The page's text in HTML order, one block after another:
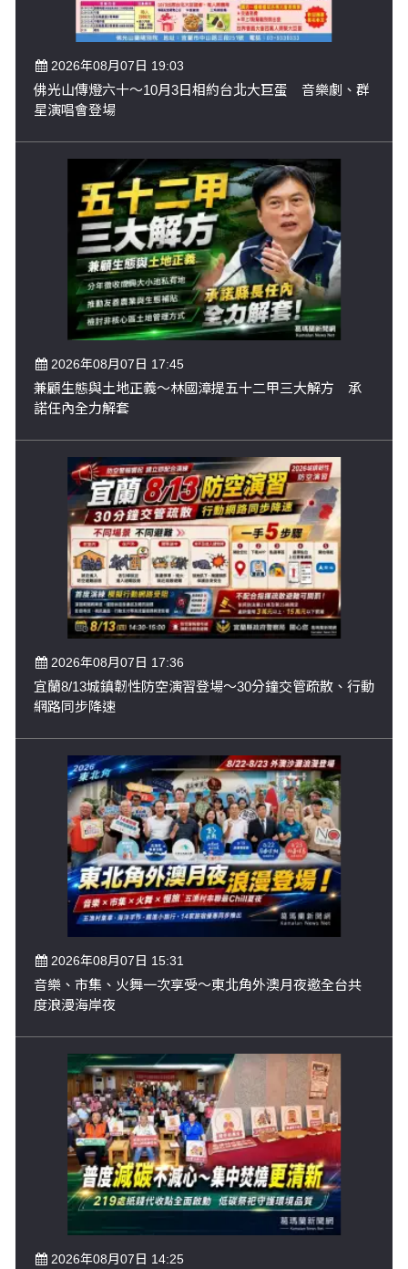
2026年08月07日 19:03
佛光山傳燈六十～10月3日相約台北大巨蛋 音樂劇、群
星演唱會登場
2026年08月07日 17:45
兼顧生態與土地正義～林國漳提五十二甲三大解方 承
諾任內全力解套
2026年08月07日 17:36
宜蘭8/13城鎮韌性防空演習登場～30分鐘交管疏散、行動
網路同步降速
2026年08月07日 15:31
音樂、市集、火舞一次享受～東北角外澳月夜邀全台共
度浪漫海岸夜
2026年08月07日 14:25